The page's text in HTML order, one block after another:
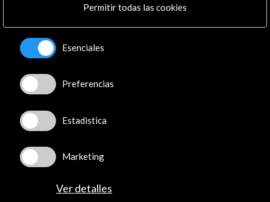
Logo y crédito a AC/E
Conecta
Instagram
LinkedIn
Facebook
Youtube
Flickr
TikTok
Permitir todas las cookies
Esenciales
Preferencias
Estadistica
Marketing
Ver detalles